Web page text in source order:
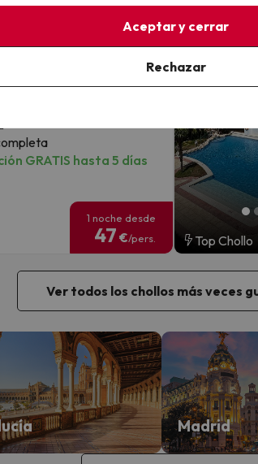
GRATIS hasta 5 días
1 noche desde
47 €/pers. Top Chollo
Ver todos los chollos más veces
Madrid
Aceptar y cerrar
Rechazar